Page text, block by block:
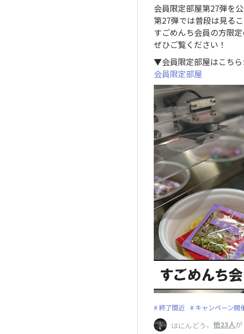
会員限定部屋第27弾を
第27弾では普段は見る
すごめんち会員の方限
ぜひご覧ください！
▼会員限定部屋はこちら
会員限定部屋
終了間近 キャンペーン開
はにんどう 、 他23人